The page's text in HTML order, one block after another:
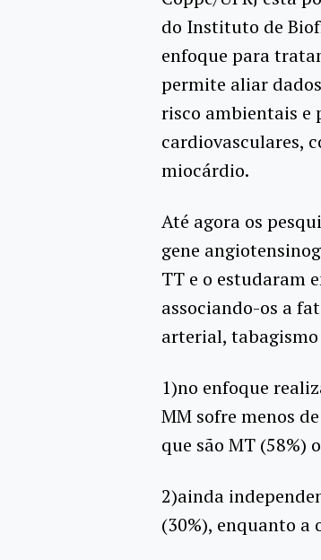
do Instituto de
enfoque para
permite aliar
risco ambientais e
cardiovasculares,
miocárdio.
Até agora os
gene
TT e o estudaram
associando-os a
arterial,
1)no enfoque
MM sofre menos
que são MT (58%)
2)ainda
(30%), enquanto a